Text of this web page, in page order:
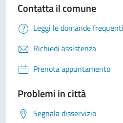
Contatta il comune
Leggi le domande frequenti
Richiedi assistenza
Prenota appuntamento
Problemi in città
Segnala disservizio